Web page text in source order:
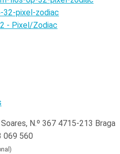
- Pixel/Zodiac
N.º 367 4715-213 Braga
069 560